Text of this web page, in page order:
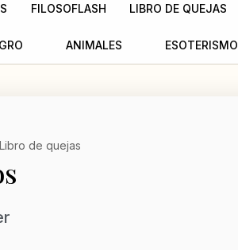
FILOSOFLASH LIBRO DE QUEJAS
ANIMALES ESOTERISMO
Libro de quejas